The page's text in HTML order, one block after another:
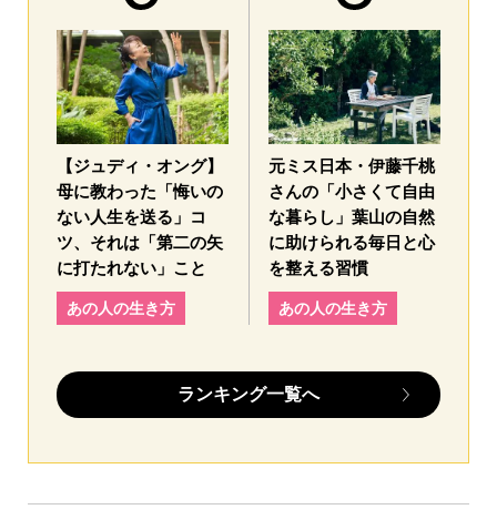
【ジュディ・オング】
母に教わった「悔いの
ない人生を送る」コ
ツ、それは「第二の矢
に打たれない」こと
あの人の生き方
元ミス日本・伊藤千桃
さんの「小さくて自由
な暮らし」葉山の自然
に助けられる毎日と心
を整える習慣
あの人の生き方
ランキング一覧へ